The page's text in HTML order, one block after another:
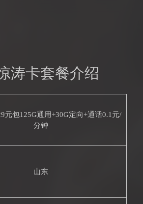
涛卡套餐介绍
元包125G通用+30G定向+通话0.1元/
分钟
山东